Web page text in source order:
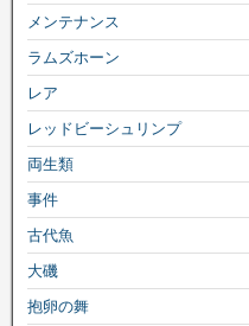
メンテナンス
ラムズホーン
レア
レッドビーシュリンプ
両生類
事件
古代魚
大磯
抱卵の舞